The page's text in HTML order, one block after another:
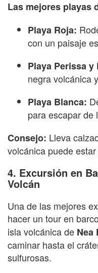
Las mejores playas
Playa Roja:
con un paisaje
Playa Perissa y
negra volcánica
Playa Blanca:
para escapar de
Consejo: Lleva
volcánica puede
4. Excursión en
Volcán
Una de las mejores
hacer un tour en
isla volcánica de Nea
caminar hasta el
sulfurosas.